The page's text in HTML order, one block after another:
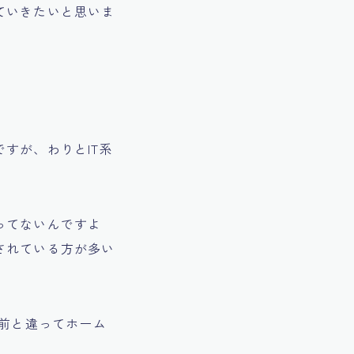
きたいと思いま
が、わりとIT系
ないんですよ
ている方が多い
と違ってホーム